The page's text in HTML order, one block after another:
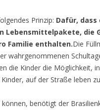
Prinzip: Dafür, dass
Lebensmittelpakete, die
Familie enthalten.Die
wahrgenommenen
die Kinder die Möglichkeit,
auf der Straße leben
benötigt der